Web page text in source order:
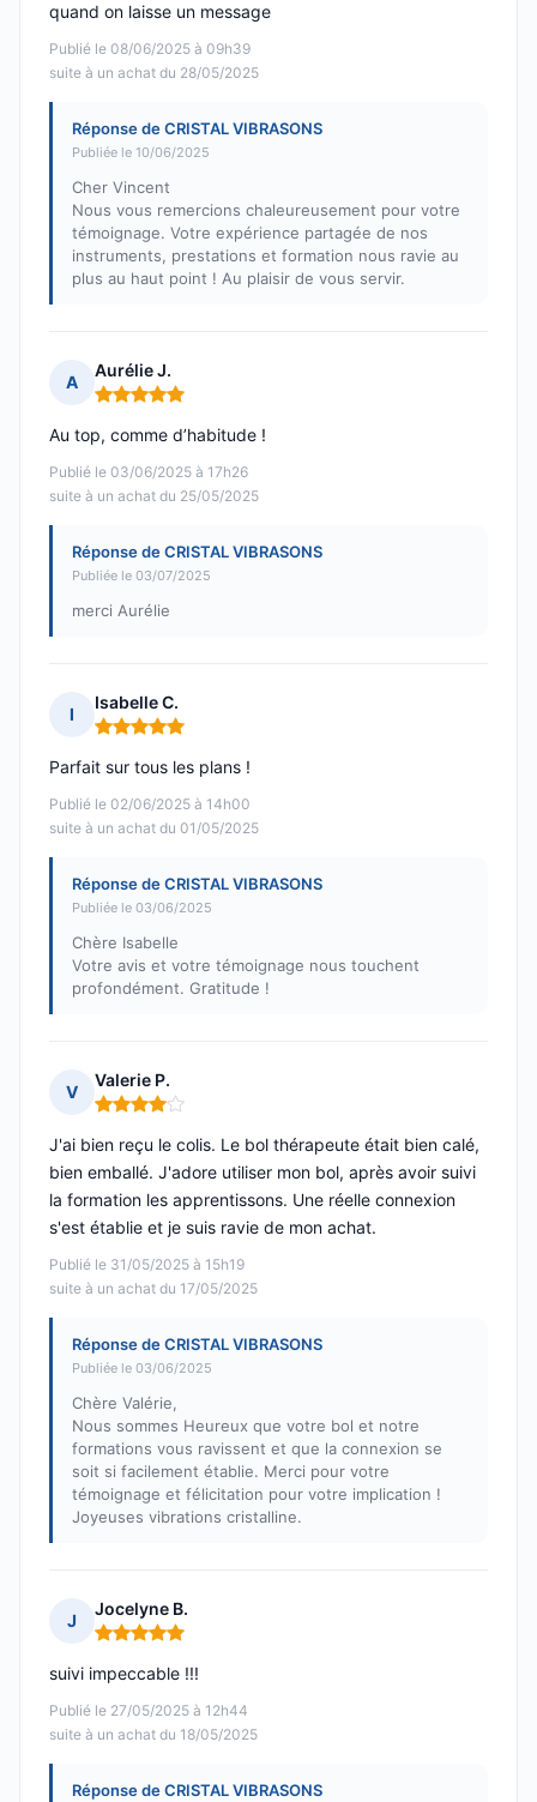
Publié le 08/06/2025 à 09h39
suite à un achat du 28/05/2025
quand on laisse un message
Réponse de CRISTAL VIBRASONS
Publiée le 10/06/2025
Cher Vincent
Nous vous remercions chaleureusement pour votre
témoignage. Votre expérience partagée de nos
instruments, prestations et formation nous ravie au
plus au haut point ! Au plaisir de vous servir.
A
Aurélie J.
Note : 5 sur 5
Publié le 03/06/2025 à 17h26
suite à un achat du 25/05/2025
Au top, comme d’habitude !
Réponse de CRISTAL VIBRASONS
Publiée le 03/07/2025
merci Aurélie
I
Isabelle C.
Note : 5 sur 5
Publié le 02/06/2025 à 14h00
suite à un achat du 01/05/2025
Parfait sur tous les plans !
Réponse de CRISTAL VIBRASONS
Publiée le 03/06/2025
Chère Isabelle
Votre avis et votre témoignage nous touchent
profondément. Gratitude !
V
Valerie P.
Note : 4 sur 5
Publié le 31/05/2025 à 15h19
suite à un achat du 17/05/2025
J'ai bien reçu le colis. Le bol thérapeute était bien calé,
bien emballé. J'adore utiliser mon bol, après avoir suivi
la formation les apprentissons. Une réelle connexion
s'est établie et je suis ravie de mon achat.
Réponse de CRISTAL VIBRASONS
Publiée le 03/06/2025
Chère Valérie,
Nous sommes Heureux que votre bol et notre
formations vous ravissent et que la connexion se
soit si facilement établie. Merci pour votre
témoignage et félicitation pour votre implication !
Joyeuses vibrations cristalline.
J
Jocelyne B.
Note : 5 sur 5
Publié le 27/05/2025 à 12h44
suite à un achat du 18/05/2025
suivi impeccable !!!
Réponse de CRISTAL VIBRASONS